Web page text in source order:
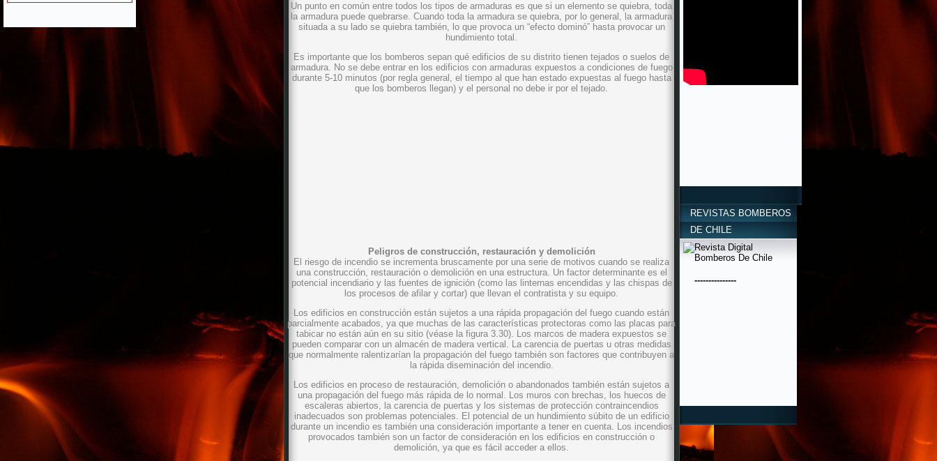
Un punto en común entre todos los tipos de armaduras es que si un elemento se quiebra, toda
la armadura puede quebrarse. Cuando toda la armadura se quiebra, por lo general, la armadura
situada a su lado se quiebra también, lo que provoca un “efecto dominó” hasta provocar un
hundimiento total.
Es importante que los bomberos sepan qué edificios de su distrito tienen tejados o suelos de
armadura. No se debe entrar en los edificios con armaduras expuestos a condiciones de fuego
durante 5-10 minutos (por regla general, el tiempo al que han estado expuestas al fuego hasta
que los bomberos llegan) y el personal no debe ir por el tejado.
Peligros de construcción, restauración y demolición
El riesgo de incendio se incrementa bruscamente por una serie de motivos cuando se realiza
una construcción, restauración o demolición en una estructura. Un factor determinante es el
potencial incendiario y las fuentes de ignición (como las linternas encendidas y las chispas de
los procesos de afilar y cortar) que llevan el contratista y su equipo.
Los edificios en construcción están sujetos a una rápida propagación del fuego cuando están
parcialmente acabados, ya que muchas de las características protectoras como las placas para
tabicar no están aún en su sitio (véase la figura 3.30). Los marcos de madera expuestos se
pueden comparar con un almacén de madera vertical. La carencia de puertas u otras medidas
que normalmente ralentizarían la propagación del fuego también son factores que contribuyen a
la rápida diseminación del incendio.
Los edificios en proceso de restauración, demolición o abandonados también están sujetos a
una propagación del fuego más rápida de lo normal. Los muros con brechas, los huecos de
escaleras abiertos, la carencia de puertas y los sistemas de protección contraincendios
inadecuados son problemas potenciales. El potencial de un hundimiento súbito de un edificio
durante un incendio es también una consideración importante a tener en cuenta. Los incendios
provocados también son un factor de consideración en los edificios en construcción o
demolición, ya que es fácil acceder a ellos.
REVISTAS BOMBEROS
DE CHILE
---------------